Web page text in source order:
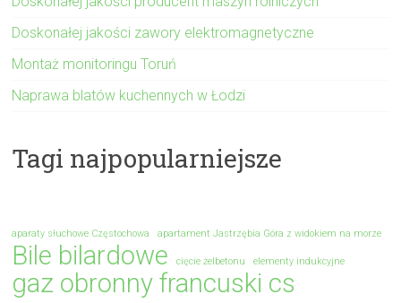
Doskonałej jakości zawory elektromagnetyczne
Montaż monitoringu Toruń
Naprawa blatów kuchennych w Łodzi
Tagi najpopularniejsze
aparaty słuchowe Częstochowa apartament Jastrzębia Góra z widokiem na morze
Bile bilardowe cięcie żelbetonu elementy indukcyjne
gaz obronny francuski cs